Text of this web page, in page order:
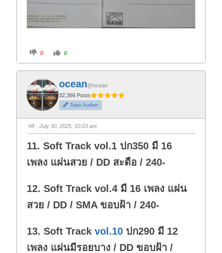
C
i
k
f
o
r
t
h
u
m
d
o
.
0
C
i
k
o
r
t
h
u
m
u
p
0
ocean@ocean
32,366 Posts
Topic Author
#8 · July 30, 2025, 10:03 am
11. Soft Track vol.1 ปก350 มี 16
เพลง แผ่นสวย / DD สะดือ / 240-
12. Soft Track vol.4 มี 16 เพลง แผ่น
สวย / DD / SMA ขอบฝ้า / 240-
13. Soft Trackvol.10 ปก290 มี 12
เพลง แผ่นมีรอยบาง / DD ขอบฝ้า /